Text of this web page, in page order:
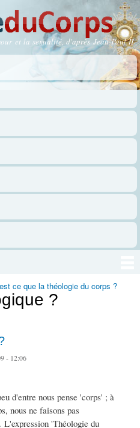
et la sexualité, d'après Jean-Paul II
ce que la théologie du corps ?
?
- 12:06
d'entre nous pense 'corps' ; à
nous ne faisons pas
'Théologie du